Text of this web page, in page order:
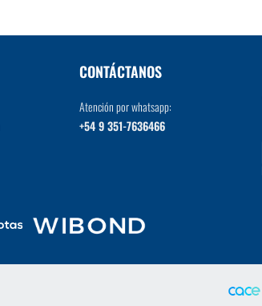
CONTÁCTANOS
Atención por whatsapp:
+54 9 351-7636466